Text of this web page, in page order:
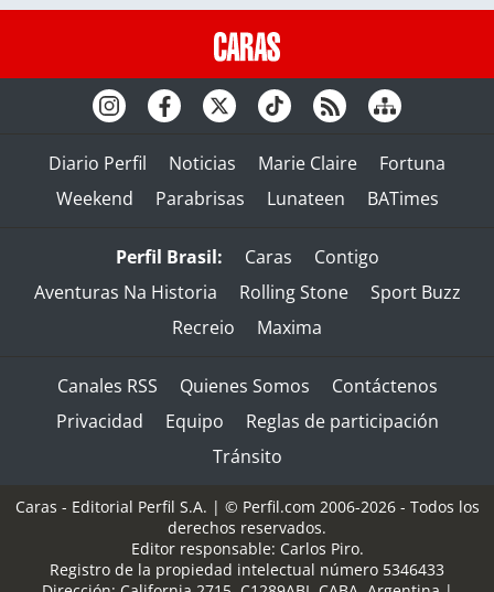
Diario Perfil Noticias Marie Claire
Fortuna
Weekend
Parabrisas Lunateen BATimes
Perfil Brasil: Caras
Contigo
Aventuras Na Historia
Rolling Stone
Sport Buzz
Recreio
Maxima
Canales RSS Quienes Somos
Contáctenos
Privacidad
Equipo
Reglas de participación
Tránsito
Caras - Editorial Perfil S.A. | © Perfil.com 2006-2026 - Todos los
derechos reservados.
Editor responsable: Carlos Piro.
Registro de la propiedad intelectual número 5346433